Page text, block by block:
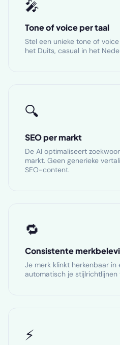
🎤
Tone of voice per taal
Stel een unieke tone of
het Duits, casual in het
🔍
SEO per markt
De AI optimaliseert
markt. Geen generieke
SEO-content.
🔁
Consistente
Je merk klinkt herkenbaar in
automatisch je stijlrichtlijnen
⚡